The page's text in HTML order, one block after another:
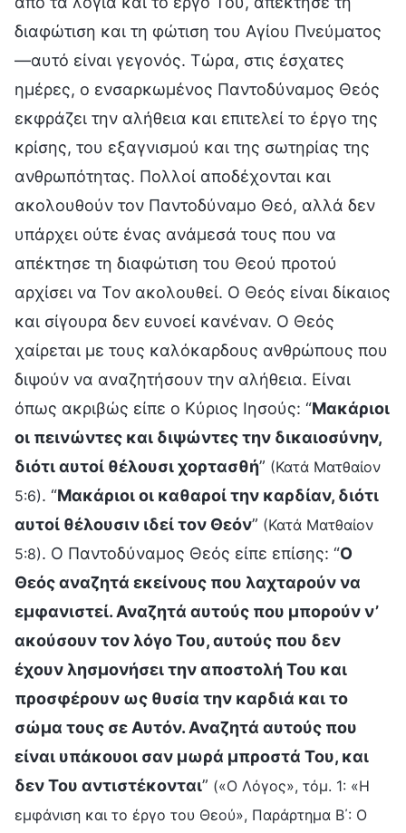
διαφώτιση και τη φώτιση του Αγίου Πνεύματος
—αυτό είναι γεγονός. Τώρα, στις έσχατες
ημέρες, ο ενσαρκωμένος Παντοδύναμος Θεός
εκφράζει την αλήθεια και επιτελεί το έργο της
κρίσης, του εξαγνισμού και της σωτηρίας της
ανθρωπότητας. Πολλοί αποδέχονται και
ακολουθούν τον Παντοδύναμο Θεό, αλλά δεν
υπάρχει ούτε ένας ανάμεσά τους που να
απέκτησε τη διαφώτιση του Θεού προτού
αρχίσει να Τον ακολουθεί. Ο Θεός είναι δίκαιος
και σίγουρα δεν ευνοεί κανέναν. Ο Θεός
χαίρεται με τους καλόκαρδους ανθρώπους που
διψούν να αναζητήσουν την αλήθεια. Είναι
όπως ακριβώς είπε ο Κύριος Ιησούς: “Μακάριοι
οι πεινώντες και διψώντες την δικαιοσύνην,
διότι αυτοί θέλουσι χορτασθή” (Κατά Ματθαίον
5:6). “Μακάριοι οι καθαροί την καρδίαν, διότι
αυτοί θέλουσιν ιδεί τον Θεόν” (Κατά Ματθαίον
5:8). Ο Παντοδύναμος Θεός είπε επίσης: “Ο
Θεός αναζητά εκείνους που λαχταρούν να
εμφανιστεί. Αναζητά αυτούς που μπορούν ν’
ακούσουν τον λόγο Του, αυτούς που δεν
έχουν λησμονήσει την αποστολή Του και
προσφέρουν ως θυσία την καρδιά και το
σώμα τους σε Αυτόν. Αναζητά αυτούς που
είναι υπάκουοι σαν μωρά μπροστά Του, και
δεν Του αντιστέκονται” («Ο Λόγος», τόμ. 1: «Η
εμφάνιση και το έργο του Θεού», Παράρτημα Β΄: Ο